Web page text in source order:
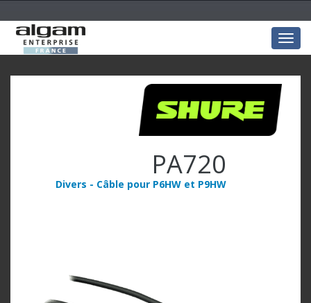
PA720
Divers - Câble pour P6HW et P9HW